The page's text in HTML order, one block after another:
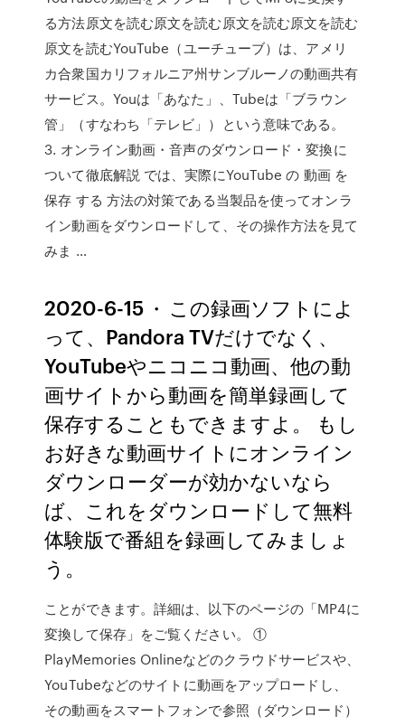
る方法原文を読む原文を読む原文を読む原文を読む
原文を読むYouTube（ユーチューブ）は、アメリ
カ合衆国カリフォルニア州サンブルーノの動画共有
サービス。Youは「あなた」、Tubeは「ブラウン
管」（すなわち「テレビ」）という意味である。
3. オンライン動画・音声のダウンロード・変換に
ついて徹底解説 では、実際にYouTube の 動画 を
保存 する 方法の対策である当製品を使ってオンラ
イン動画をダウンロードして、その操作方法を見て
みま …
2020-6-15 · この録画ソフトによ
って、Pandora TVだけでなく、
YouTubeやニコニコ動画、他の動
画サイトから動画を簡単録画して
保存することもできますよ。 もし
お好きな動画サイトにオンライン
ダウンローダーが効かないなら
ば、これをダウンロードして無料
体験版で番組を録画してみましょ
う。
ことができます。詳細は、以下のページの「MP4に
変換して保存」をご覧ください。 ①
PlayMemories Onlineなどのクラウドサービスや、
YouTubeなどのサイトに動画をアップロードし、
その動画をスマートフォンで参照（ダウンロード）